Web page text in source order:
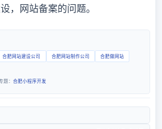
，网站备案的问题。
合肥网站建设公司 合肥网站制作公司 合肥做网站
题： 合肥小程序开发